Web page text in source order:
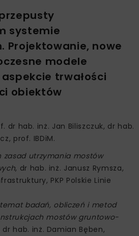
systemie
Projektowanie, nowe
modele
trwałości
obiektów
dr hab. inż. Jan Biliszczuk, dr hab.
prof. IBDiM.
zasad utrzymania mostów
, dr hab. inż. Janusz Rymsza,
PKP Polskie Linie
badań, obliczeń i metod
mostów gruntowo-
hab. inż. Damian Bęben,